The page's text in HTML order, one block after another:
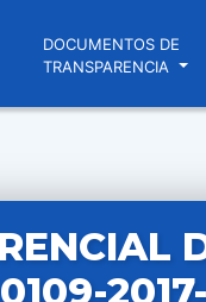
DOCUMENTOS DE
TRANSPARENCIA